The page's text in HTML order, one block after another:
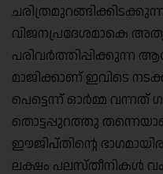
വിജനപ്രദേശമാകെ
പരിവർത്തിപ്പിക്കുന്ന
മാജിക്കാണ് ഇവിടെ
പെട്ടെന്ന് ഓർമ്മ
തൊട്ടപ്പുറത്തു
ഈജിപ്തിന്റെ
ലക്ഷം പലസ്തീനികൾ